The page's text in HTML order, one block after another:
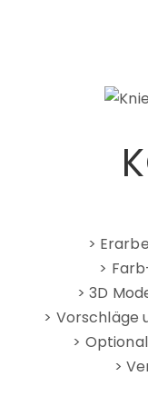
>
>
> 3D
> Vorschläge
>
>